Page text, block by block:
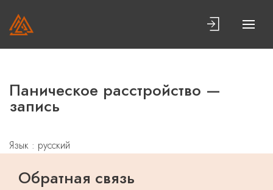
Паническое расстройство —
запись
Язык : русский
Обратная связь